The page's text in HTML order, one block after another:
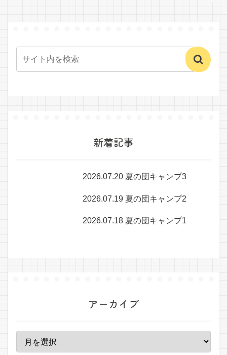
新着記事
2026.07.20 夏の団キャンプ3
2026.07.19 夏の団キャンプ2
2026.07.18 夏の団キャンプ1
アーカイブ